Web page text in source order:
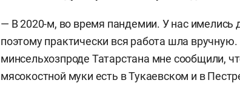
— В 2020-м, во время пандемии. У нас имелись
поэтому практически вся работа шла
минсельхозпроде Татарстана мне сообщили,
мясокостной муки есть в Тукаевском и в